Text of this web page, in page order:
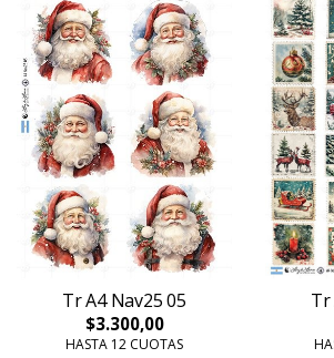
Tr A4 Nav25 05
$3.300,00
HASTA 12 CUOTAS
Tr